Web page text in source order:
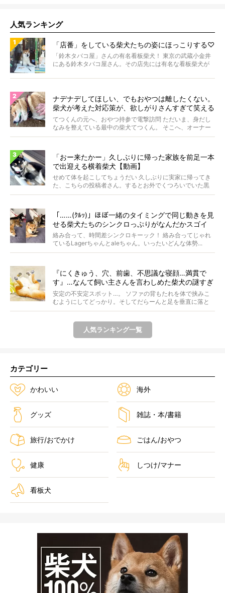
人気ランキング
「店番」をしている柴犬たちの姿にほっこりする♡
「鈴木タバコ屋」さんの有名看板柴犬！ 東京の武蔵小金井
にある鈴木タバコ屋さん。その店先には有名な看板柴犬が
ナデナデしてほしい、でもおやつは離したくない。
柴犬が考えた対応策が、欲しがりさんすぎて笑える
【動画】
てつくんの元へ、おやつ持参で電撃訪問 ただいま、身だし
なみを整えている最中の柴犬てつくん。 そこへ、オーナー
さ...
「おー来たかー」久しぶりに帰った家族を前足一本
で出迎える横着柴犬【動画】
せめて体を起こしてちょうだい 久しぶりに実家に帰ってき
た、こちらの投稿者さん。するとお外でくつろいでいた黒
柴さ...
「……(ｸﾙｯ)」ほぼ一緒のタイミングで同じ動きを見
せる柴犬たちのシンクロっぷりがなんだかスゴイ
絡み合って、時間差シンクロキーック！ 絡み合ってじゃれ
ているLagerちゃんとaleちゃん。いったいどんな体勢...
『にくきゅう、穴、前歯、不思議な寝顔…満貫で
す』…なんて飼い主さんを言わしめた柴犬の謎すぎ
る寝相がコチラです。
安定の不安定スポット…。 ソファの背もたれを体で挟みこ
むようにしてどっかり。そしてだらーんと足を垂直に落と
して...
人気ランキング一覧
カテゴリー
かわいい 海外
グッズ 雑誌・本/書籍
旅行/おでかけ ごはん/おやつ
健康 しつけ/マナー
看板犬